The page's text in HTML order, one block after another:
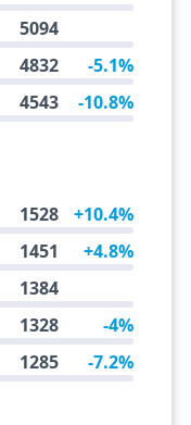
5094
4832 -5.1%
4543 -10.8%
1528 +10.4%
1451 +4.8%
1384
1328 -4%
1285 -7.2%